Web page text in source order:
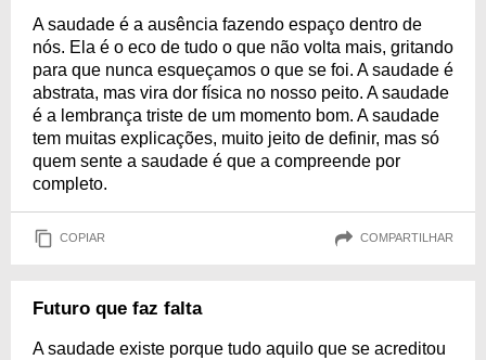
A saudade é a ausência fazendo espaço dentro de
nós. Ela é o eco de tudo o que não volta mais, gritando
para que nunca esqueçamos o que se foi. A saudade é
abstrata, mas vira dor física no nosso peito. A saudade
é a lembrança triste de um momento bom. A saudade
tem muitas explicações, muito jeito de definir, mas só
quem sente a saudade é que a compreende por
completo.
COPIAR COMPARTILHAR
Futuro que faz falta
A saudade existe porque tudo aquilo que se acreditou